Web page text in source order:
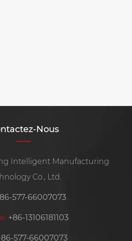
Nous
Intelligent Manufacturing
Co., Ltd.
577-66007073
+86-13106181103
577-66007073